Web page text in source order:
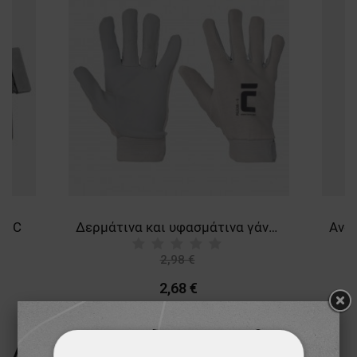
Δερμάτινα και υφασμάτινα γάντια PELICAN
2,98 €
2,68 €